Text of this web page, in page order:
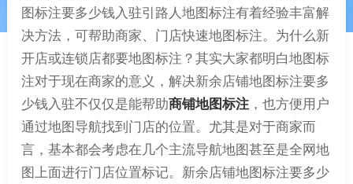
图标注要多少钱入驻引路人地图标注有着经验丰富解
决方法，可帮助商家、门店快速地图标注。为什么新
开店或连锁店都要地图标注？其实大家都明白地图标
注对于现在商家的意义，解决新余店铺地图标注要多
少钱入驻不仅仅是能帮助商铺地图标注，也方便用户
通过地图导航找到门店的位置。尤其是对于商家而
言，基本都会考虑在几个主流导航地图甚至是全网地
图上面进行门店位置标记。新余店铺地图标注要多少